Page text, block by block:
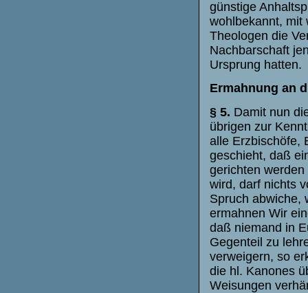
günstige
wohlbekannt, mit
Theologen die
Nachbarschaft
Ursprung hatten.
Ermahnung an
§ 5. Damit nun
übrigen zur
alle Erzbischöfe,
geschieht, daß
gerichten
wird, darf nichts
Spruch abwiche,
ermahnen Wir
daß niemand in
Gegenteil zu
verweigern, so
die hl. Kanones
Weisungen